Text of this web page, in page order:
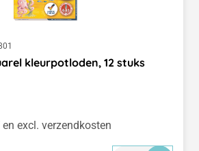
kleurpotloden, 12 stuks
excl. verzendkosten